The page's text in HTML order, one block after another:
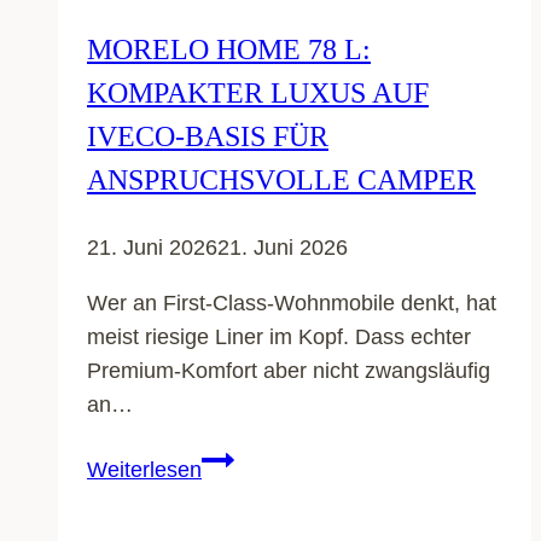
MORELO HOME 78 L:
KOMPAKTER LUXUS AUF
IVECO-BASIS FÜR
ANSPRUCHSVOLLE CAMPER
21. Juni 202621. Juni 2026
Wer an First-Class-Wohnmobile denkt, hat
meist riesige Liner im Kopf. Dass echter
Premium-Komfort aber nicht zwangsläufig
an…
WeiterlesenMorelo